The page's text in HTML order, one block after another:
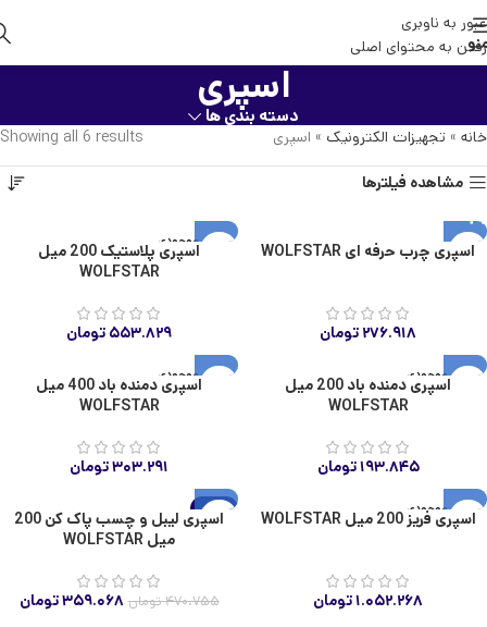
عبور به ناوبری
رفتن به محتوای اصلی
اسپری
دسته بندی ها
خانه » تجهیزات الکترونیک » اسپری Showing all 6 results
مشاهده فیلترها
اسپری چرب حرفه ای WOLFSTAR
۲۷۶.۹۱۸ تومان
اتمام موجودی
اسپری پلاستیک 200 میل
WOLFSTAR
۵۵۳.۸۲۹ تومان
اتمام موجودی
اسپری دمنده باد 200 میل
WOLFSTAR
۱۹۳.۸۴۵تومان
اتمام موجودی
اسپری دمنده باد 400 میل
WOLFSTAR
۳۰۳.۲۹۱تومان
اتمام موجودی
اسپری فریز 200 میل WOLFSTAR
۱.۰۵۲.۲۶۸تومان
-24%
اتمام موجودی
اسپری لیبل و چسب پاک کن 200
میل WOLFSTAR
۴۷۰.۷۵۵تومان ۳۵۹.۰۶۸تومان